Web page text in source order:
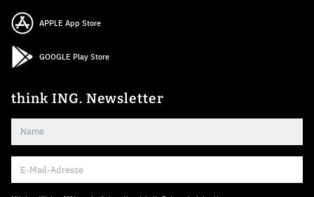
APPLE App Store
GOOGLE Play Store
think ING. Newsletter